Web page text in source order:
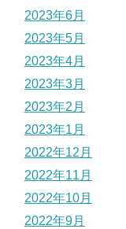
2023年6月
2023年5月
2023年4月
2023年3月
2023年2月
2023年1月
2022年12月
2022年11月
2022年10月
2022年9月